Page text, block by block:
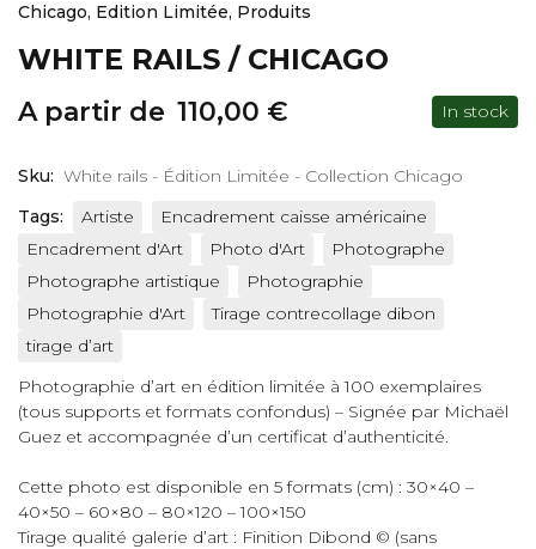
Chicago, Edition Limitée, Produits
WHITE RAILS / CHICAGO
A partir de 110,00 € In stock
Sku: White rails - Édition Limitée - Collection Chicago
Tags:
Artiste
Encadrement caisse américaine
Encadrement d'Art
Photo d'Art
Photographe
Photographe artistique
Photographie
Photographie d'Art
Tirage contrecollage dibon
tirage d’art
Photographie d’art en édition limitée à 100 exemplaires
(tous supports et formats confondus) – Signée par Michaël
Guez et accompagnée d’un certificat d’authenticité.
Cette photo est disponible en 5 formats (cm) : 30×40 –
40×50 – 60×80 – 80×120 – 100×150
Tirage qualité galerie d’art : Finition Dibond © (sans